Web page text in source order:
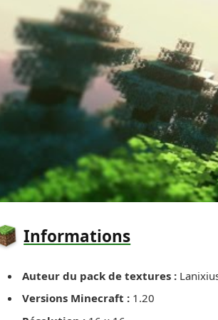
Informations
Auteur du pack de textures :
Versions Minecraft : 1.20